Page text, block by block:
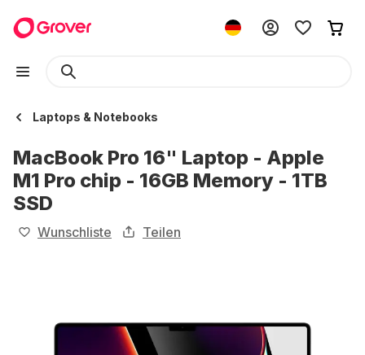
Laptops & Notebooks
MacBook Pro 16" Laptop - Apple
M1 Pro chip - 16GB Memory - 1TB
SSD
Wunschliste Teilen